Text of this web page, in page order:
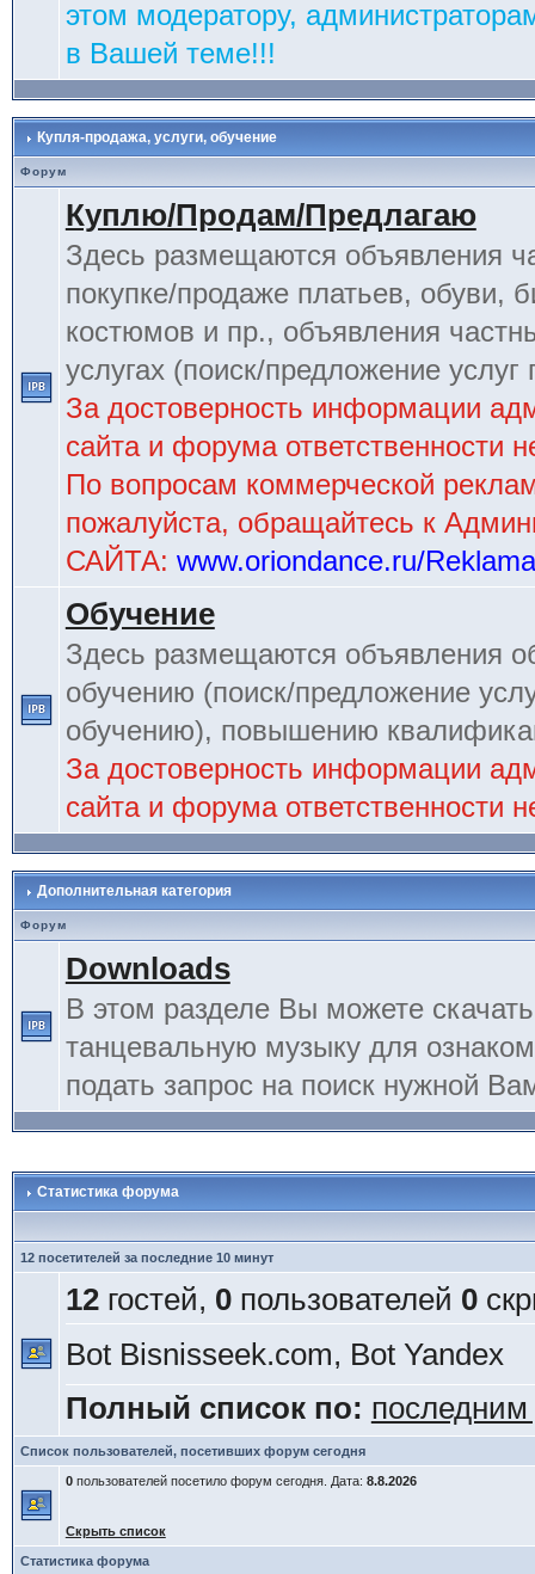
этом модератору,
в Вашей теме!!!
Купля-продажа, услуги, обучение
Форум
Куплю/Продам/Предлагаю
Здесь размещаются объявления
покупке/продаже платьев, обуви,
костюмов и пр., объявления
услугах (поиск/предложение
За достоверность информации
сайта и форума ответственности
По вопросам коммерческой
пожалуйста, обращайтесь к
САЙТА: www.oriondance.ru/Reklama
Обучение
Здесь размещаются объявления
обучению (поиск/предложение
обучению), повышению
За достоверность информации
сайта и форума ответственности
Дополнительная категория
Форум
Downloads
В этом разделе Вы можете
танцевальную музыку для
подать запрос на поиск нужной
Статистика форума
12 посетителей за последние 10 минут
12гостей, 0пользователей 0
Bot Bisnisseek.com, Bot Yandex
Полный список по:
Список пользователей, посетивших форум сегодня
0пользователей посетило форум сегодня. Дата: 8.8.2026
Скрыть список
Статистика форума